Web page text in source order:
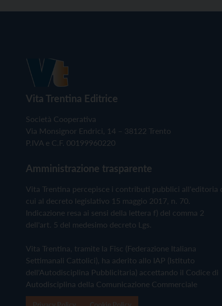
Vita Trentina Editrice
Società Cooperativa
Via Monsignor Endrici, 14 – 38122 Trento
P.IVA e C.F. 00199960220
Amministrazione trasparente
Vita Trentina percepisce i contributi pubblici all'editoria
cui al decreto legislativo 15 maggio 2017, n. 70.
Indicazione resa ai sensi della lettera f) del comma 2
dell'art. 5 del medesimo decreto Lgs.
Vita Trentina, tramite la Fisc (Federazione Italiana
Settimanali Cattolici), ha aderito allo IAP (Istituto
dell'Autodisciplina Pubblicitaria) accettando il Codice di
Autodisciplina della Comunicazione Commerciale